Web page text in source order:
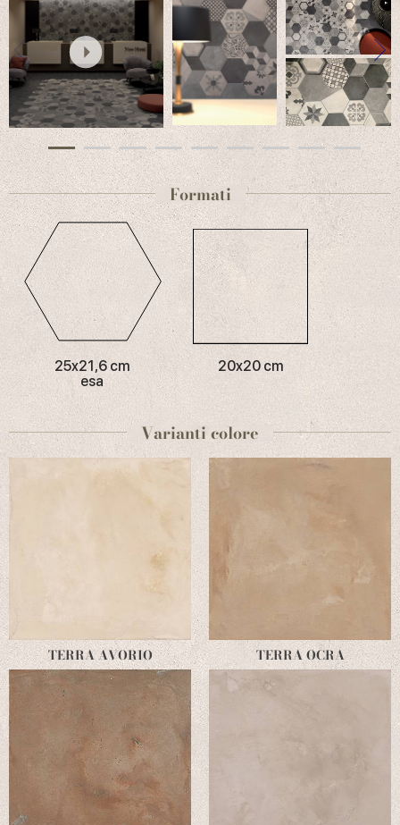
Formati
25x21,6 cm
esa
20x20 cm
Varianti colore
TERRA AVORIO TERRA OCRA